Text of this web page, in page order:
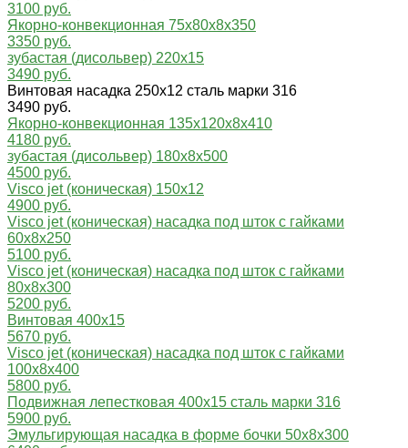
3100 руб.
Якорно-конвекционная 75x80x8x350
3350 руб.
зубастая (дисольвер) 220х15
3490 руб.
Винтовая насадка 250х12 сталь марки 316
3490 руб.
Якорно-конвекционная 135x120x8x410
4180 руб.
зубастая (дисольвер) 180х8х500
4500 руб.
Visco jet (коническая) 150х12
4900 руб.
Visco jet (коническая) насадка под шток с гайками
60x8x250
5100 руб.
Visco jet (коническая) насадка под шток с гайками
80x8x300
5200 руб.
Винтовая 400х15
5670 руб.
Visco jet (коническая) насадка под шток с гайками
100x8x400
5800 руб.
Подвижная лепестковая 400х15 сталь марки 316
5900 руб.
Эмульгирующая насадка в форме бочки 50x8x300